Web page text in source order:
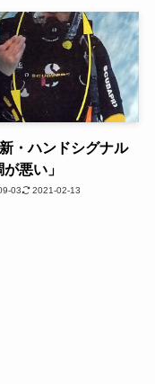
・ハンドシグナル
が悪い」
03 2021-02-13